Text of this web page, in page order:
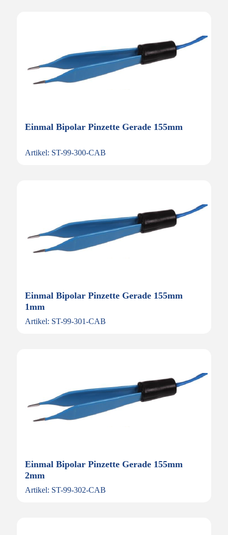
Einmal Bipolar Pinzette Gerade 155mm
Artikel: ST-99-300-CAB
Einmal Bipolar Pinzette Gerade 155mm
1mm
Artikel: ST-99-301-CAB
Einmal Bipolar Pinzette Gerade 155mm
2mm
Artikel: ST-99-302-CAB